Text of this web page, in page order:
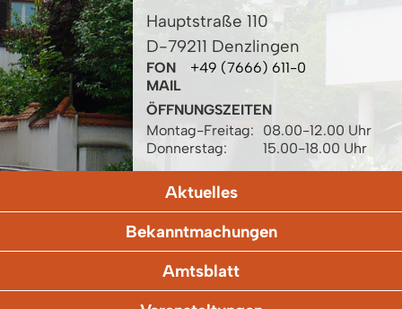
Hauptstraße 110
D-79211 Denzlingen
FON
+49 (7666) 611-0
MAIL
ÖFFNUNGSZEITEN
Montag-Freitag:
08.00-12.00 Uhr
Donnerstag:
15.00-18.00 Uhr
Aktuelles
Bekanntmachungen
Amtsblatt